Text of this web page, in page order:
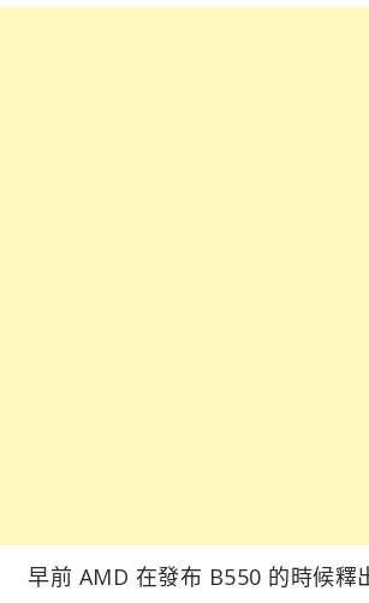
早前 AMD 在發布 B550 的時候釋